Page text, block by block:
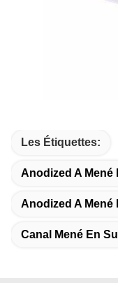
Les Étiquettes:
Anodized A Mené
Anodized A Mené
Canal Mené En